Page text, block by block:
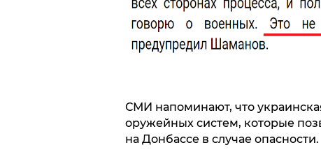
СМИ напоминают, что
оружейных систем, которые
на Донбассе в случае опасности.